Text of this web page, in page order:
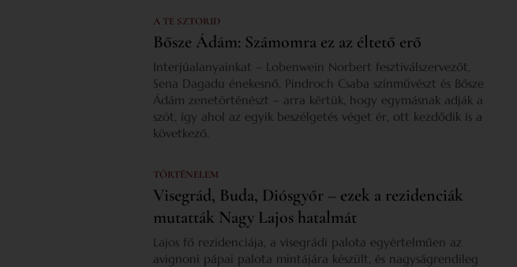
A TE SZTORID
Bősze Ádám: Számomra ez az éltető erő
Interjúalanyainkat – Lobenwein Norbert fesztiválszervezőt,
Sena Dagadu énekesnő, Pindroch Csaba színművészt és Bősze
Ádám zenetörténészt – arra kértük, hogy egymásnak adják a
szót, így ahol az egyik beszélgetés véget ér, ott kezdődik is a
következő.
TÖRTÉNELEM
Visegrád, Buda, Diósgyőr – ezek a rezidenciák
mutatták Nagy Lajos hatalmát
Lajos fő rezidenciája, a visegrádi palota egyértelműen az
avignoni pápai palota mintájára készült, és nagyságrendileg